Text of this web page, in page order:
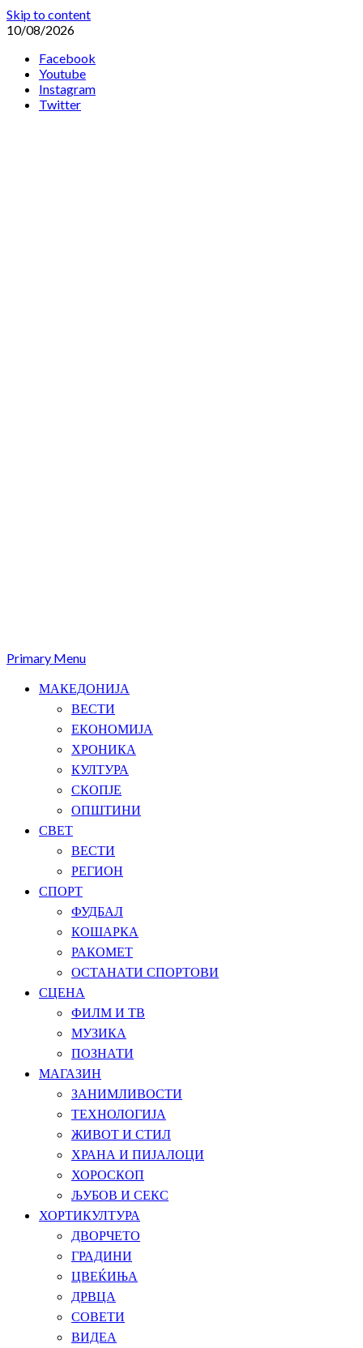
Skip to content
10/08/2026
Facebook
Youtube
Instagram
Twitter
Primary Menu
МАКЕДОНИЈА
ВЕСТИ
ЕКОНОМИЈА
ХРОНИКА
КУЛТУРА
СКОПЈЕ
ОПШТИНИ
СВЕТ
ВЕСТИ
РЕГИОН
СПОРТ
ФУДБАЛ
КОШАРКА
РАКОМЕТ
ОСТАНАТИ СПОРТОВИ
СЦЕНА
ФИЛМ И ТВ
МУЗИКА
ПОЗНАТИ
МАГАЗИН
ЗАНИМЛИВОСТИ
ТЕХНОЛОГИЈА
ЖИВОТ И СТИЛ
ХРАНА И ПИЈАЛОЦИ
ХОРОСКОП
ЉУБОВ И СЕКС
ХОРТИКУЛТУРА
ДВОРЧЕТО
ГРАДИНИ
ЦВЕЌИЊА
ДРВЦА
СОВЕТИ
ВИДЕА